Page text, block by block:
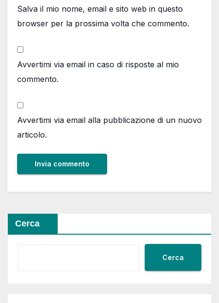
Salva il mio nome, email e sito web in questo
browser per la prossima volta che commento.
Avvertimi via email in caso di risposte al mio
commento.
Avvertimi via email alla pubblicazione di un nuovo
articolo.
Cerca
Cerca